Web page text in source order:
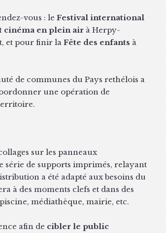
vous : le Festival international
cinéma en plein air à Herpy-
et pour finir la Fête des enfants à
de communes du Pays rethélois a
une opération de
sur les panneaux
série de supports imprimés, relayant
a été adapté aux besoins du
à des moments clefs et dans des
médiathèque, mairie, etc.
afin de cibler le public